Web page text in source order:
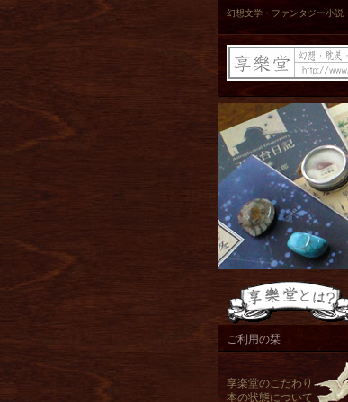
幻想文学・ファンタジー小
ご利用の栞
享楽堂のこだわり
本の状態について